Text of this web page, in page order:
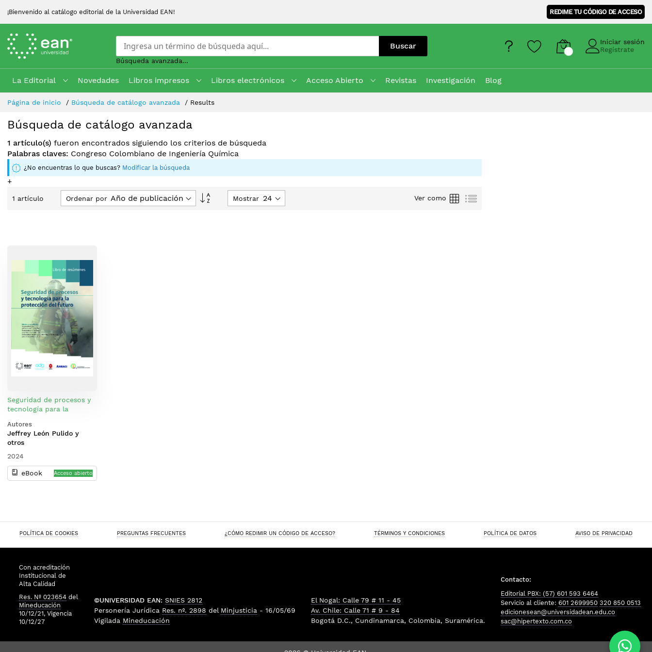
¡Bienvenido al catálogo editorial de la Universidad EAN! REDIME TU CÓDIGO DE ACCESO
Buscar
Búsqueda avanzada...
Iniciar sesión
Regístrate
La Editorial Novedades Libros impresos Libros electrónicos Acceso Abierto Revistas Investigación
Blog
Skip
Content
Página de inicio Búsqueda de catálogo avanzada Results
Búsqueda de catálogo avanzada
1 artículo(s) fueron encontrados siguiendo los criterios de búsqueda
Palabras claves: Congreso Colombiano de Ingeniería Química
¿No encuentras lo que buscas? Modificar la búsqueda
+
1 artículo Ordenar por
Fijar
Mostrar Ver como ParrillaLista
Seguridad de procesos y
tecnología para la
Autores
Jeffrey León Pulido y
otros
2024
eBook Acceso abierto
POLÍTICA DE COOKIES PREGUNTAS FRECUENTES ¿CÓMO REDIMIR UN CÓDIGO DE ACCESO? TÉRMINOS Y CONDICIONES POLÍTICA DE DATOS AVISO DE PRIVACIDAD
Con acreditación
Institucional de
Alta Calidad
Res. Nº 023654 del
Mineducación
10/12/21, Vigencia
10/12/27
©UNIVERSIDAD EAN: SNIES 2812
Personería Jurídica Res. nº. 2898 del Minjusticia - 16/05/69
Vigilada Mineducación
El Nogal: Calle 79 # 11 - 45
Av. Chile: Calle 71 # 9 - 84
Bogotá D.C., Cundinamarca, Colombia, Suramérica.
Contacto:
Editorial PBX: (57) 601 593 6464
Servicio al cliente: 601 2699950 320 850 0513
edicionesean@universidadean.edu.co
sac@hipertexto.com.co